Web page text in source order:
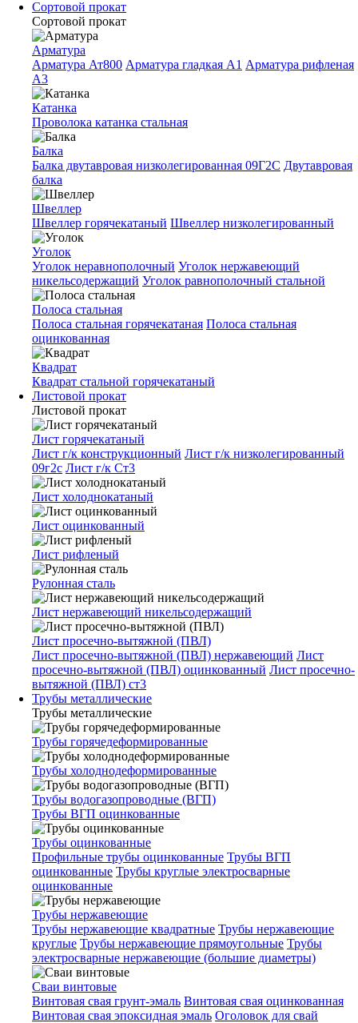
Сортовой прокат
Сортовой прокат
Арматура
Арматура Ат800 Арматура гладкая A1 Арматура рифленая
A3
Катанка
Проволока катанка стальная
Балка
Балка двутавровая низколегированная 09Г2С Двутавровая
балка
Швеллер
Швеллер горячекатаный Швеллер низколегированный
Уголок
Уголок неравнополочный Уголок нержавеющий
никельсодержащий Уголок равнополочный стальной
Полоса стальная
Полоса стальная горячекатаная Полоса стальная
оцинкованная
Квадрат
Квадрат стальной горячекатаный
Листовой прокат
Листовой прокат
Лист горячекатаный
Лист г/к конструкционный Лист г/к низколегированный
09г2с Лист г/к Ст3
Лист холоднокатаный
Лист оцинкованный
Лист рифленый
Рулонная сталь
Лист нержавеющий никельсодержащий
Лист просечно-вытяжной (ПВЛ)
Лист просечно-вытяжной (ПВЛ) нержавеющий Лист
просечно-вытяжной (ПВЛ) оцинкованный Лист просечно-
вытяжной (ПВЛ) ст3
Трубы металлические
Трубы металлические
Трубы горячедеформированные
Трубы холоднодеформированные
Трубы водогазопроводные (ВГП)
Трубы ВГП оцинкованные
Трубы оцинкованные
Профильные трубы оцинкованные Трубы ВГП
оцинкованные Трубы круглые электросварные
оцинкованные
Трубы нержавеющие
Трубы нержавеющие квадратные Трубы нержавеющие
круглые Трубы нержавеющие прямоугольные Трубы
электросварные нержавеющие (большие диаметры)
Сваи винтовые
Винтовая свая грунт-эмаль Винтовая свая оцинкованная
Винтовая свая эпоксидная эмаль Оголовок для свай